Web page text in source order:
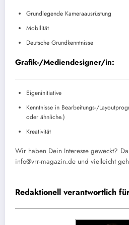
Grundlegende Kameraausrüstung
Mobilität
Deutsche Grundkenntnisse
Grafik-/Mediendesigner/in:
Eigeninitiative
Kenntnisse in Bearbeitungs-/
oder ähnliche.)
Kreativität
Wir haben Dein Interesse geweckt?
info@vrr-magazin.de und vielleicht
Redaktionell verantwortlich